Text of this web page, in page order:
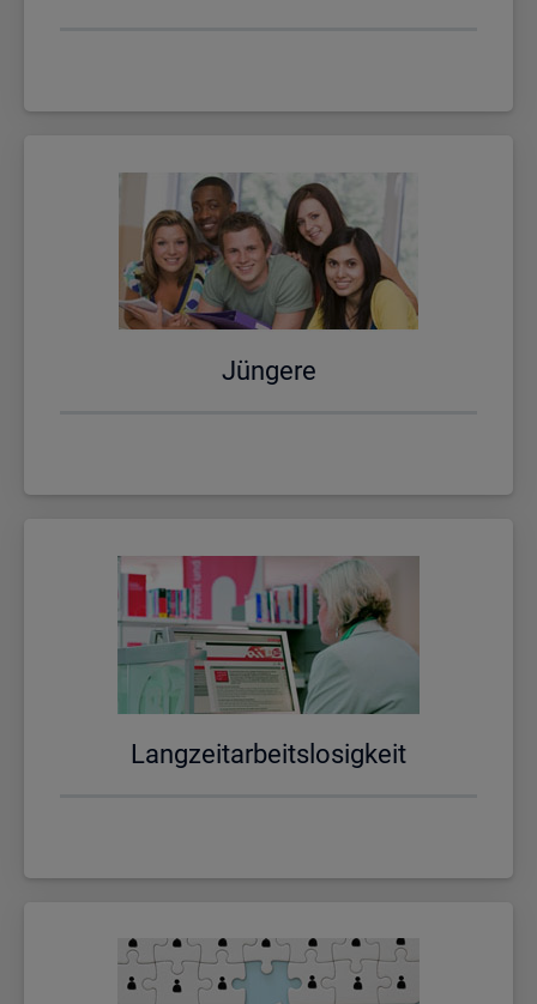
Jün­ge­re
Lang­zeit­ar­beits­lo­sig­keit